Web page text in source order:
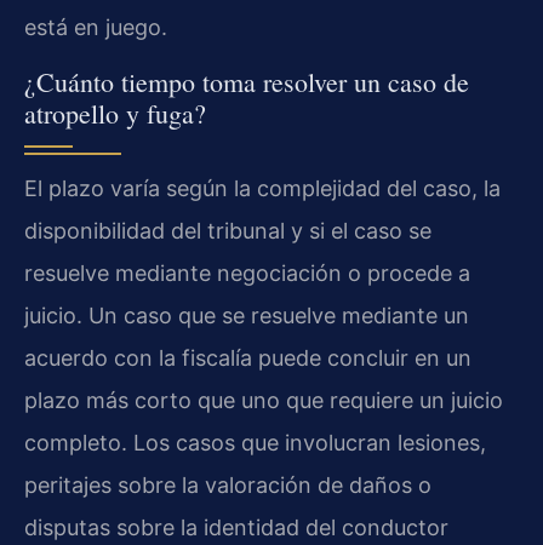
está en juego.
¿Cuánto tiempo toma resolver un caso de
atropello y fuga?
El plazo varía según la complejidad del caso, la
disponibilidad del tribunal y si el caso se
resuelve mediante negociación o procede a
juicio. Un caso que se resuelve mediante un
acuerdo con la fiscalía puede concluir en un
plazo más corto que uno que requiere un juicio
completo. Los casos que involucran lesiones,
peritajes sobre la valoración de daños o
disputas sobre la identidad del conductor